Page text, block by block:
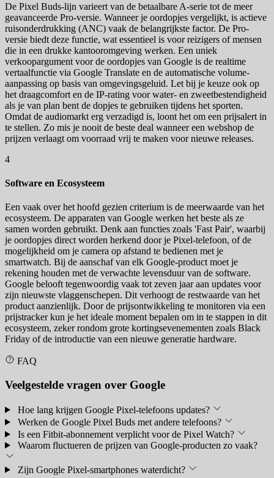
De Pixel Buds-lijn varieert van de betaalbare A-serie tot de meer
geavanceerde Pro-versie. Wanneer je oordopjes vergelijkt, is actieve
ruisonderdrukking (ANC) vaak de belangrijkste factor. De Pro-
versie biedt deze functie, wat essentieel is voor reizigers of mensen
die in een drukke kantooromgeving werken. Een uniek
verkoopargument voor de oordopjes van Google is de realtime
vertaalfunctie via Google Translate en de automatische volume-
aanpassing op basis van omgevingsgeluid. Let bij je keuze ook op
het draagcomfort en de IP-rating voor water- en zweetbestendigheid
als je van plan bent de dopjes te gebruiken tijdens het sporten.
Omdat de audiomarkt erg verzadigd is, loont het om een prijsalert in
te stellen. Zo mis je nooit de beste deal wanneer een webshop de
prijzen verlaagt om voorraad vrij te maken voor nieuwe releases.
4
Software en Ecosysteem
Een vaak over het hoofd gezien criterium is de meerwaarde van het
ecosysteem. De apparaten van Google werken het beste als ze
samen worden gebruikt. Denk aan functies zoals 'Fast Pair', waarbij
je oordopjes direct worden herkend door je Pixel-telefoon, of de
mogelijkheid om je camera op afstand te bedienen met je
smartwatch. Bij de aanschaf van elk Google-product moet je
rekening houden met de verwachte levensduur van de software.
Google belooft tegenwoordig vaak tot zeven jaar aan updates voor
zijn nieuwste vlaggenschepen. Dit verhoogt de restwaarde van het
product aanzienlijk. Door de prijsontwikkeling te monitoren via een
prijstracker kun je het ideale moment bepalen om in te stappen in dit
ecosysteem, zeker rondom grote kortingsevenementen zoals Black
Friday of de introductie van een nieuwe generatie hardware.
FAQ
Veelgestelde vragen over Google
Hoe lang krijgen Google Pixel-telefoons updates?
Werken de Google Pixel Buds met andere telefoons?
Is een Fitbit-abonnement verplicht voor de Pixel Watch?
Waarom fluctueren de prijzen van Google-producten zo vaak?
Zijn Google Pixel-smartphones waterdicht?